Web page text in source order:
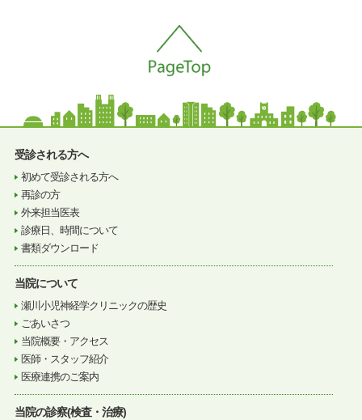
受診される方へ
初めて受診される方へ
再診の方
外来担当医表
診療日、時間について
書類ダウンロード
当院について
瀬川小児神経学クリニックの歴史
ごあいさつ
当院概要・アクセス
医師・スタッフ紹介
医療連携のご案内
当院の診察(検査・治療)